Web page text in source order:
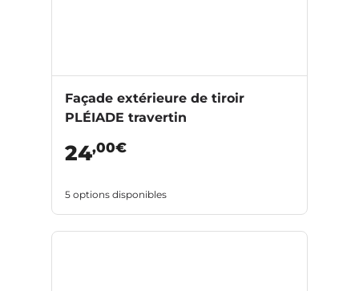
Façade extérieure de tiroir
PLÉIADE travertin
24,00€
5 options disponibles